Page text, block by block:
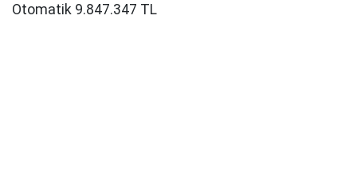
Otomatik 9.847.347 TL